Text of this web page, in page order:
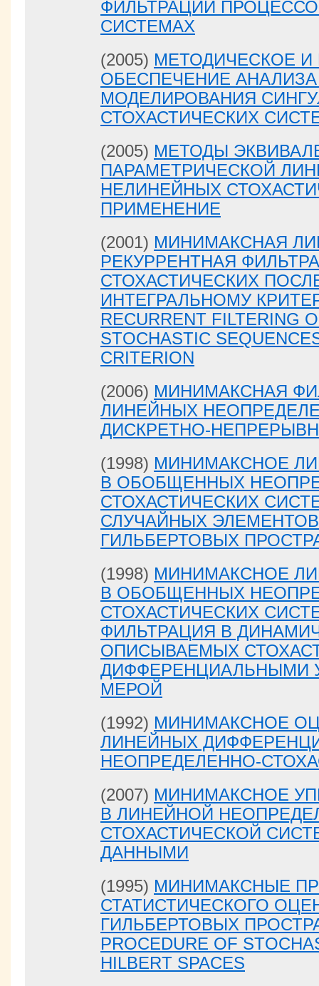
ФИЛЬТРАЦИИ
СИСТЕМАХ
(2005) МЕТОДИЧЕСКОЕ
ОБЕСПЕЧЕНИЕ АНАЛИЗА
МОДЕЛИРОВАНИЯ
СТОХАСТИЧЕСКИХ
(2005) МЕТОДЫ
ПАРАМЕТРИЧЕСКОЙ
НЕЛИНЕЙНЫХ
ПРИМЕНЕНИЕ
(2001) МИНИМАКСНАЯ
РЕКУРРЕНТНАЯ
СТОХАСТИЧЕСКИХ
ИНТЕГРАЛЬНОМУ
RECURRENT FILTERING
STOCHASTIC
CRITERION
(2006) МИНИМАКСНАЯ
ЛИНЕЙНЫХ
ДИСКРЕТНО-
(1998) МИНИМАКСНОЕ
В ОБОБЩЕННЫХ
СТОХАСТИЧЕСКИХ
СЛУЧАЙНЫХ
ГИЛЬБЕРТОВЫХ
(1998) МИНИМАКСНОЕ
В ОБОБЩЕННЫХ
СТОХАСТИЧЕСКИХ
ФИЛЬТРАЦИЯ В
ОПИСЫВАЕМЫХ
ДИФФЕРЕНЦИАЛЬНЫМИ
МЕРОЙ
(1992) МИНИМАКСНОЕ
ЛИНЕЙНЫХ
НЕОПРЕДЕЛЕННО-
(2007) МИНИМАКСНОЕ
В ЛИНЕЙНОЙ
СТОХАСТИЧЕСКОЙ
ДАННЫМИ
(1995) МИНИМАКСНЫЕ
СТАТИСТИЧЕСКОГО
ГИЛЬБЕРТОВЫХ
PROCEDURE OF
HILBERT SPACES